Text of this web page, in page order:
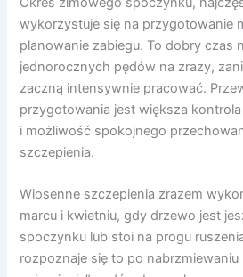
wykorzystuje się na przygotowanie
planowanie zabiegu. To dobry czas
jednorocznych pędów na zrazy,
zaczną intensywnie pracować.
przygotowania jest większa kontrola
i możliwość spokojnego
szczepienia.
Wiosenne szczepienia zrazem
marcu i kwietniu, gdy drzewo jest
spoczynku lub stoi na progu
rozpoznaje się to po